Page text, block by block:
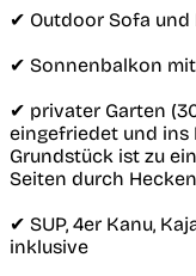
✔︎ Outdoor Sofa und
✔︎ Sonnenbalkon
✔︎ privater Garten
eingefriedet und ins
Grundstück ist zu
Seiten durch
✔︎ SUP, 4er Kanu,
inklusive